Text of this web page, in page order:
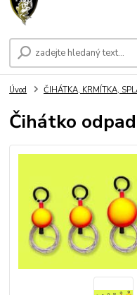
Úvod ČIHÁTKA, KRMÍTKA,
Čihátko